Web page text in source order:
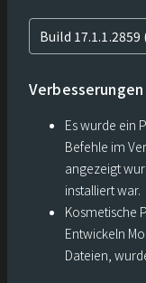
Build
Verbesserungen
Es wurde ein
Befehle im
angezeigt
installiert war.
Kosmetische
Entwickeln
Dateien,